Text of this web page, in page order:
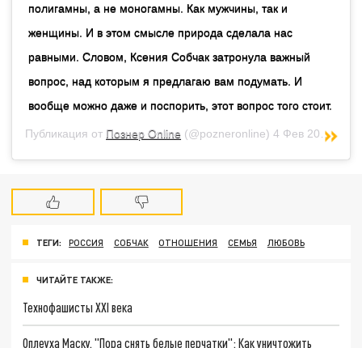
полигамны, а не моногамны. Как мужчины, так и
женщины. И в этом смысле природа сделала нас
равными. Словом, Ксения Собчак затронула важный
вопрос, над которым я предлагаю вам подумать. И
вообще можно даже и поспорить, этот вопрос того стоит.
Публикация от Познер Online (@pozneronline)4 Фев 2019 в 11:11 PST
ТЕГИ: РОССИЯ СОБЧАК ОТНОШЕНИЯ СЕМЬЯ ЛЮБОВЬ
ЧИТАЙТЕ ТАКЖЕ:
Технофашисты XXI века
Оплеуха Маску. "Пора снять белые перчатки": Как уничтожить